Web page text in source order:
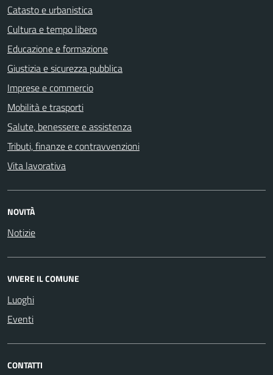
Catasto e urbanistica
Cultura e tempo libero
Educazione e formazione
Giustizia e sicurezza pubblica
Imprese e commercio
Mobilità e trasporti
Salute, benessere e assistenza
Tributi, finanze e contravvenzioni
Vita lavorativa
NOVITÀ
Notizie
VIVERE IL COMUNE
Luoghi
Eventi
CONTATTI